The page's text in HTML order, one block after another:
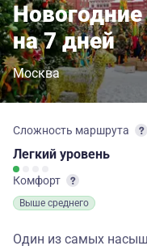
на 7 дней
Москва
Сложность маршрута
Легкий уровень
Комфорт
Выше среднего
Один из самых